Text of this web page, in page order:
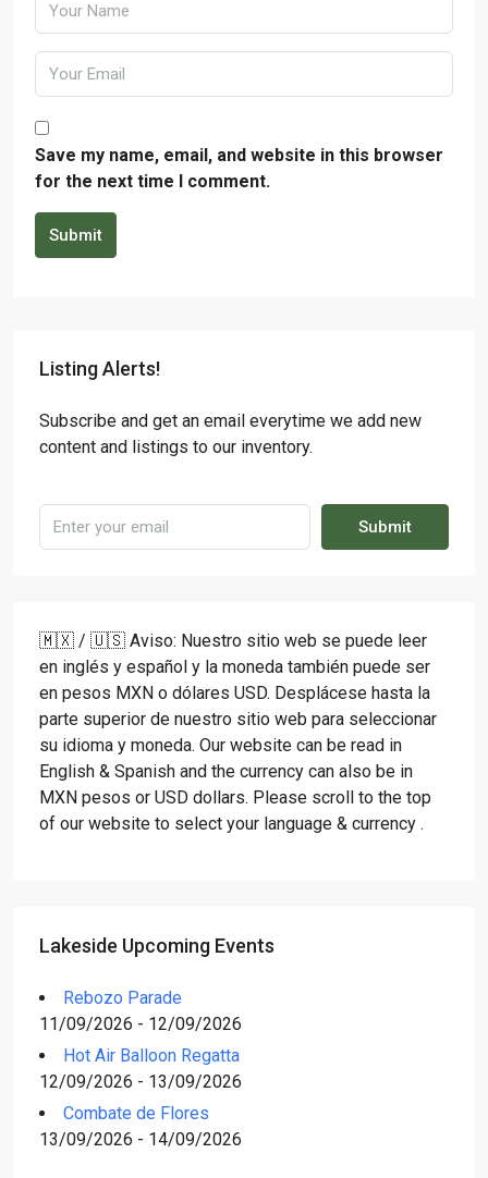
Save my name, email, and website in this browser
for the next time I comment.
Submit
Listing Alerts!
Subscribe and get an email everytime we add new
content and listings to our inventory.
Submit
🇲🇽 / 🇺🇸 Aviso: Nuestro sitio web se puede leer
en inglés y español y la moneda también puede ser
en pesos MXN o dólares USD. Desplácese hasta la
parte superior de nuestro sitio web para seleccionar
su idioma y moneda. Our website can be read in
English & Spanish and the currency can also be in
MXN pesos or USD dollars. Please scroll to the top
of our website to select your language & currency .
Lakeside Upcoming Events
Rebozo Parade
11/09/2026 - 12/09/2026
Hot Air Balloon Regatta
12/09/2026 - 13/09/2026
Combate de Flores
13/09/2026 - 14/09/2026